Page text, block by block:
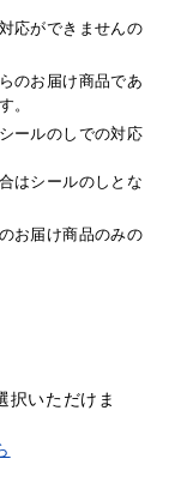
応ができませんの
のお届け商品であ
。
ールのしでの対応
はシールのしとな
お届け商品のみの
択いただけま